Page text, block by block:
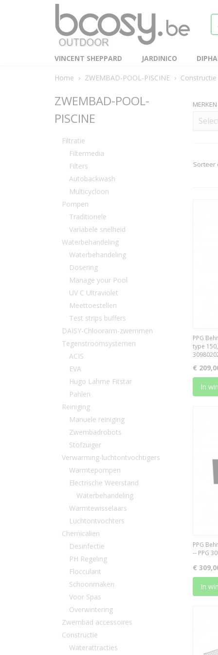
VINCENT SHEPPARD JARDINICO
Home › ZWEMBAD-POOL-PISCINE › Constructie
ZWEMBAD-POOL-
PISCINE
Filtratie
Filtermedia
Filters
Autobackwash
Multicycloon
Pompen
Traditionele
Variabele snelheid
Waterbehandeling
Waterbehandeling
Dosering
Manage your Pool
UV C Ultraviolet
Meettoestellen
Test strips buffers
DAISY-Chloorarm-zwemmen
Tegenstroomsystemen
ACIS
EVA
Hugo Lahme Fitstar
Pahlen
Reiniging
Manuele reiniging
Zwembadrobots
Stofzuiger
Verwarming-luchtontvochtigers
Warmtepompen
Electrische Weerstand
Waterbehandeling
Warmtewisselaars
Luchtontvochters
Chemicalien
Desinfectie
PH Regeling
Flocculant
Schoonmaken
Voor Spas
Overwintering
Zwembad accessoires
Constructie
Waterattracties
MERKEN
Sorteer
PPG
type
€
In
PPG
-- PPG
€
In